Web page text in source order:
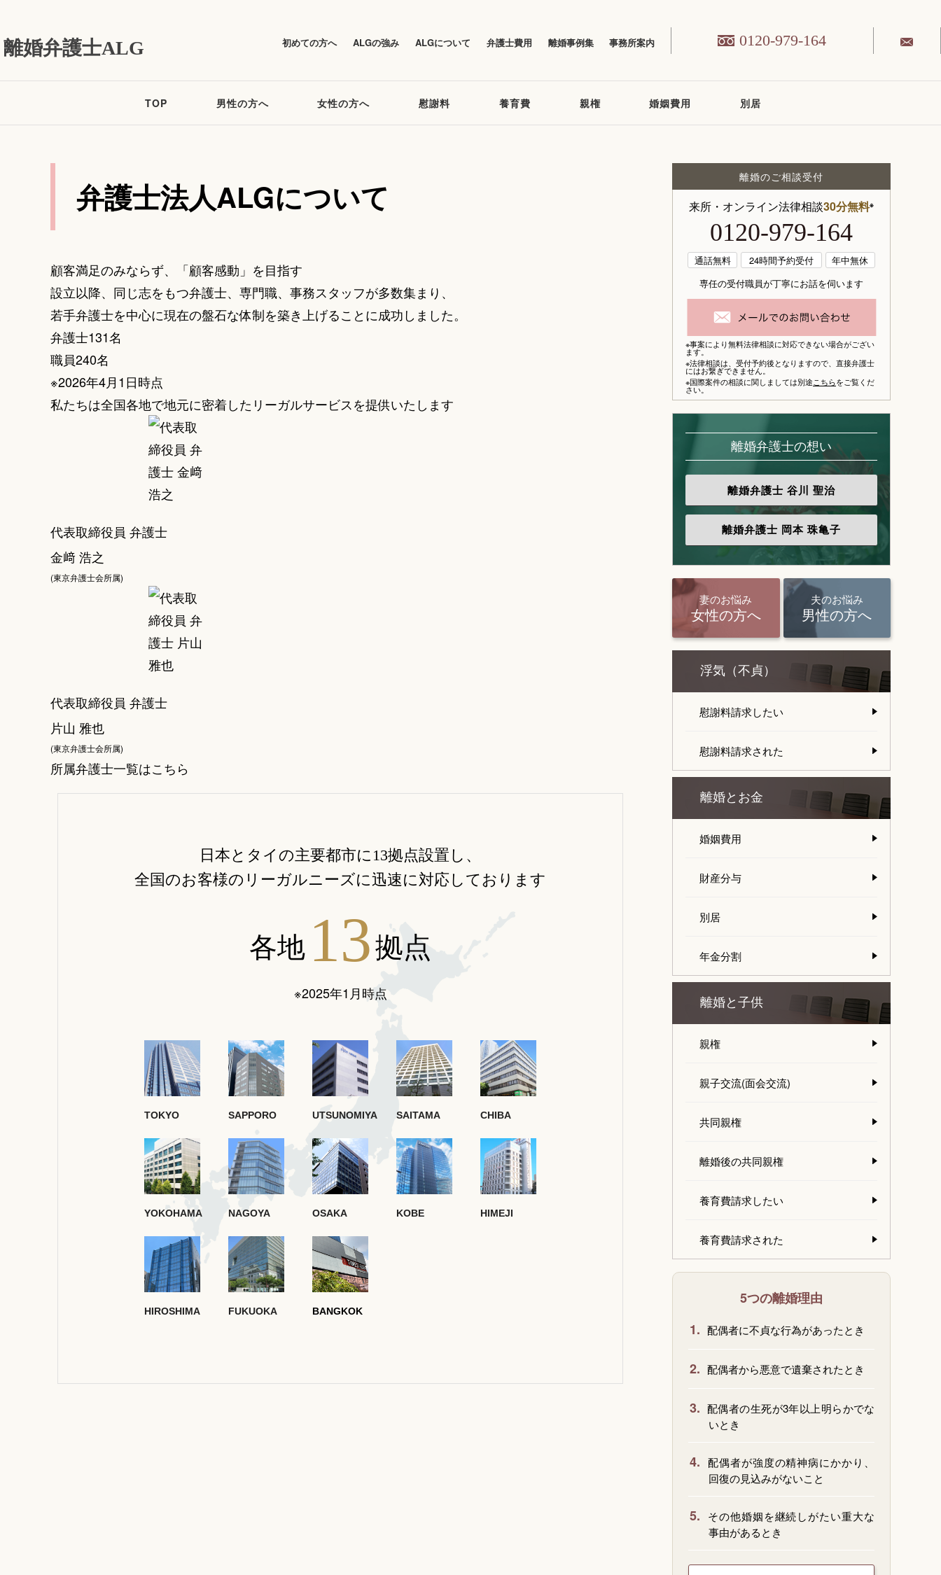
離婚弁護士ALG 初めての方へ ALGの強み ALGについて 弁護士費用 離婚事例集 事務所案内 0120-979-164
TOP 男性の方へ 女性の方へ 慰謝料 養育費 親権 婚姻費用 別居
弁護士法人ALGについて
顧客満足のみならず、
「顧客感動」を目指す
設立以降、同じ志をもつ弁護士、専門職、 事務スタッフが多数集まり、
若手弁護士を中心に現在の盤石な体制を築き上げることに成功しました。
弁護士131名
職員240名
※2026年4月1日時点
私たちは全国各地で地元に密着した リーガルサービスを提供いたします
代表取締役員 弁護士
金﨑 浩之
(東京弁護士会所属)
代表取締役員 弁護士
片山 雅也
(東京弁護士会所属)
所属弁護士一覧はこちら
日本とタイの主要都市に 13拠点設置し、
全国のお客様のリーガルニーズに迅速に対応しております
各地 13拠点
※2025年1月時点
TOKYO SAPPORO UTSUNOMIYA SAITAMA CHIBA
YOKOHAMA NAGOYA OSAKA KOBE HIMEJI
HIROSHIMA FUKUOKA BANGKOK
離婚のご相談受付
来所・オンライン法律相談30分無料※
0120-979-164
通話無料 24時間予約受付
年中無休
専任の受付職員が丁寧にお話を伺います
※事案により無料法律相談に対応できない場合がござい
ます。
※法律相談は、 受付予約後となりますので、 直接弁護士
にはお繋ぎできません。
※国際案件の相談に関しましては別途こちらをご覧くだ
さい。
離婚弁護士の想い
離婚弁護士 谷川 聖治
離婚弁護士 岡本 珠亀子
妻のお悩み
女性の方へ
夫のお悩み
男性の方へ
浮気（不貞）
慰謝料請求したい
慰謝料請求された
離婚とお金
婚姻費用
財産分与
別居
年金分割
離婚と子供
親権
親子交流(面会交流)
共同親権
離婚後の共同親権
養育費請求したい
養育費請求された
5つの離婚理由
1. 配偶者に不貞な行為があったとき
2. 配偶者から悪意で遺棄されたとき
3. 配偶者の生死が3年以上明らかでな
いとき
4. 配偶者が強度の精神病にかかり、
回復の見込みがないこと
5.
その他婚姻を継続しがたい重大な
事由があるとき